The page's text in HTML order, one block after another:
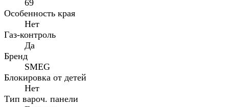
69
Особенность края
Нет
Газ-контроль
Да
Бренд
SMEG
Блокировка от детей
Нет
Тип вароч. панели